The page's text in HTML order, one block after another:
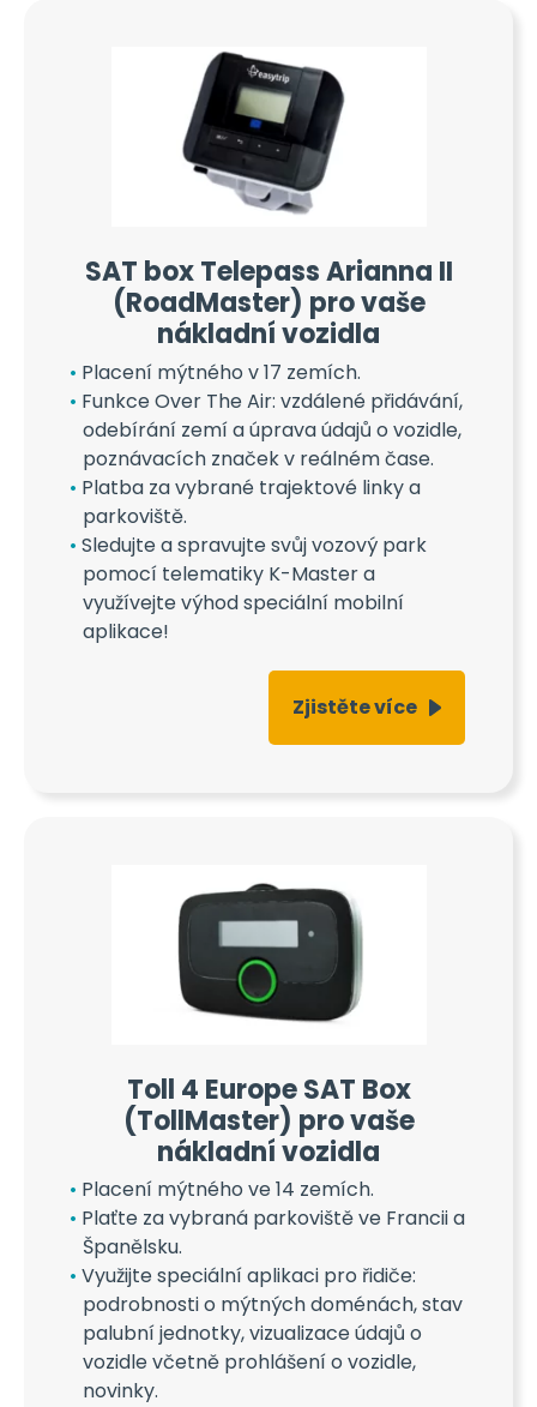
SAT box Telepass Arianna II
(RoadMaster) pro vaše
nákladní vozidla
Placení mýtného v 17 zemích.
Funkce Over The Air: vzdálené přidávání,
odebírání zemí a úprava údajů o vozidle,
poznávacích značek v reálném čase.
Platba za vybrané trajektové linky a
parkoviště.
Sledujte a spravujte svůj vozový park
pomocí telematiky K-Master a
využívejte výhod speciální mobilní
aplikace!
Zjistěte více
Toll 4 Europe SAT Box
(TollMaster) pro vaše
nákladní vozidla
Placení mýtného ve 14 zemích.
Plaťte za vybraná parkoviště ve Francii a
Španělsku.
Využijte speciální aplikaci pro řidiče:
podrobnosti o mýtných doménách, stav
palubní jednotky, vizualizace údajů o
vozidle včetně prohlášení o vozidle,
novinky.